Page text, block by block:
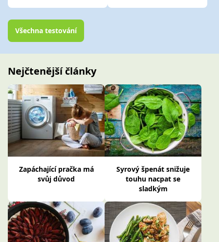
Všechna testování
Nejčtenější články
Zapáchající pračka má
svůj důvod
Syrový špenát snižuje
touhu nacpat se
sladkým